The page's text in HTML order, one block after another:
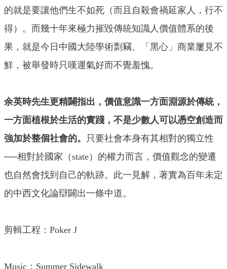
的就是要讓他們生不如死（而且自殺會禍延家人，行不
得）。而幾十年來極力摧毀傳統知識人價值體系的後
果，就是今日中國大陸學術剽竊、「黑心」商業屢見不
鮮，被舉發時只嘆運氣好而不覺羞愧。
余英時先生更精闢指出，價值意識一方面淵源於傳統，
一方面植根於生活的實踐，不是少數人可以憑空創造而
強加於整個社會的。 只要社會本身有其相對的獨立性
──相對於國家（state）的權力而言，價值觀念的變遷
也自然會找到自己的軌跡。此一見解，著實為百年未定
的中西文化論辯闢出一條中道。
剪輯工程：Poker J
Music：Summer Sidewalk